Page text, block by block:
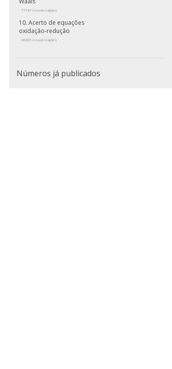
77747 visualizações
Acerto de equações
oxidação-redução
66365 visualizações
Números já publicados